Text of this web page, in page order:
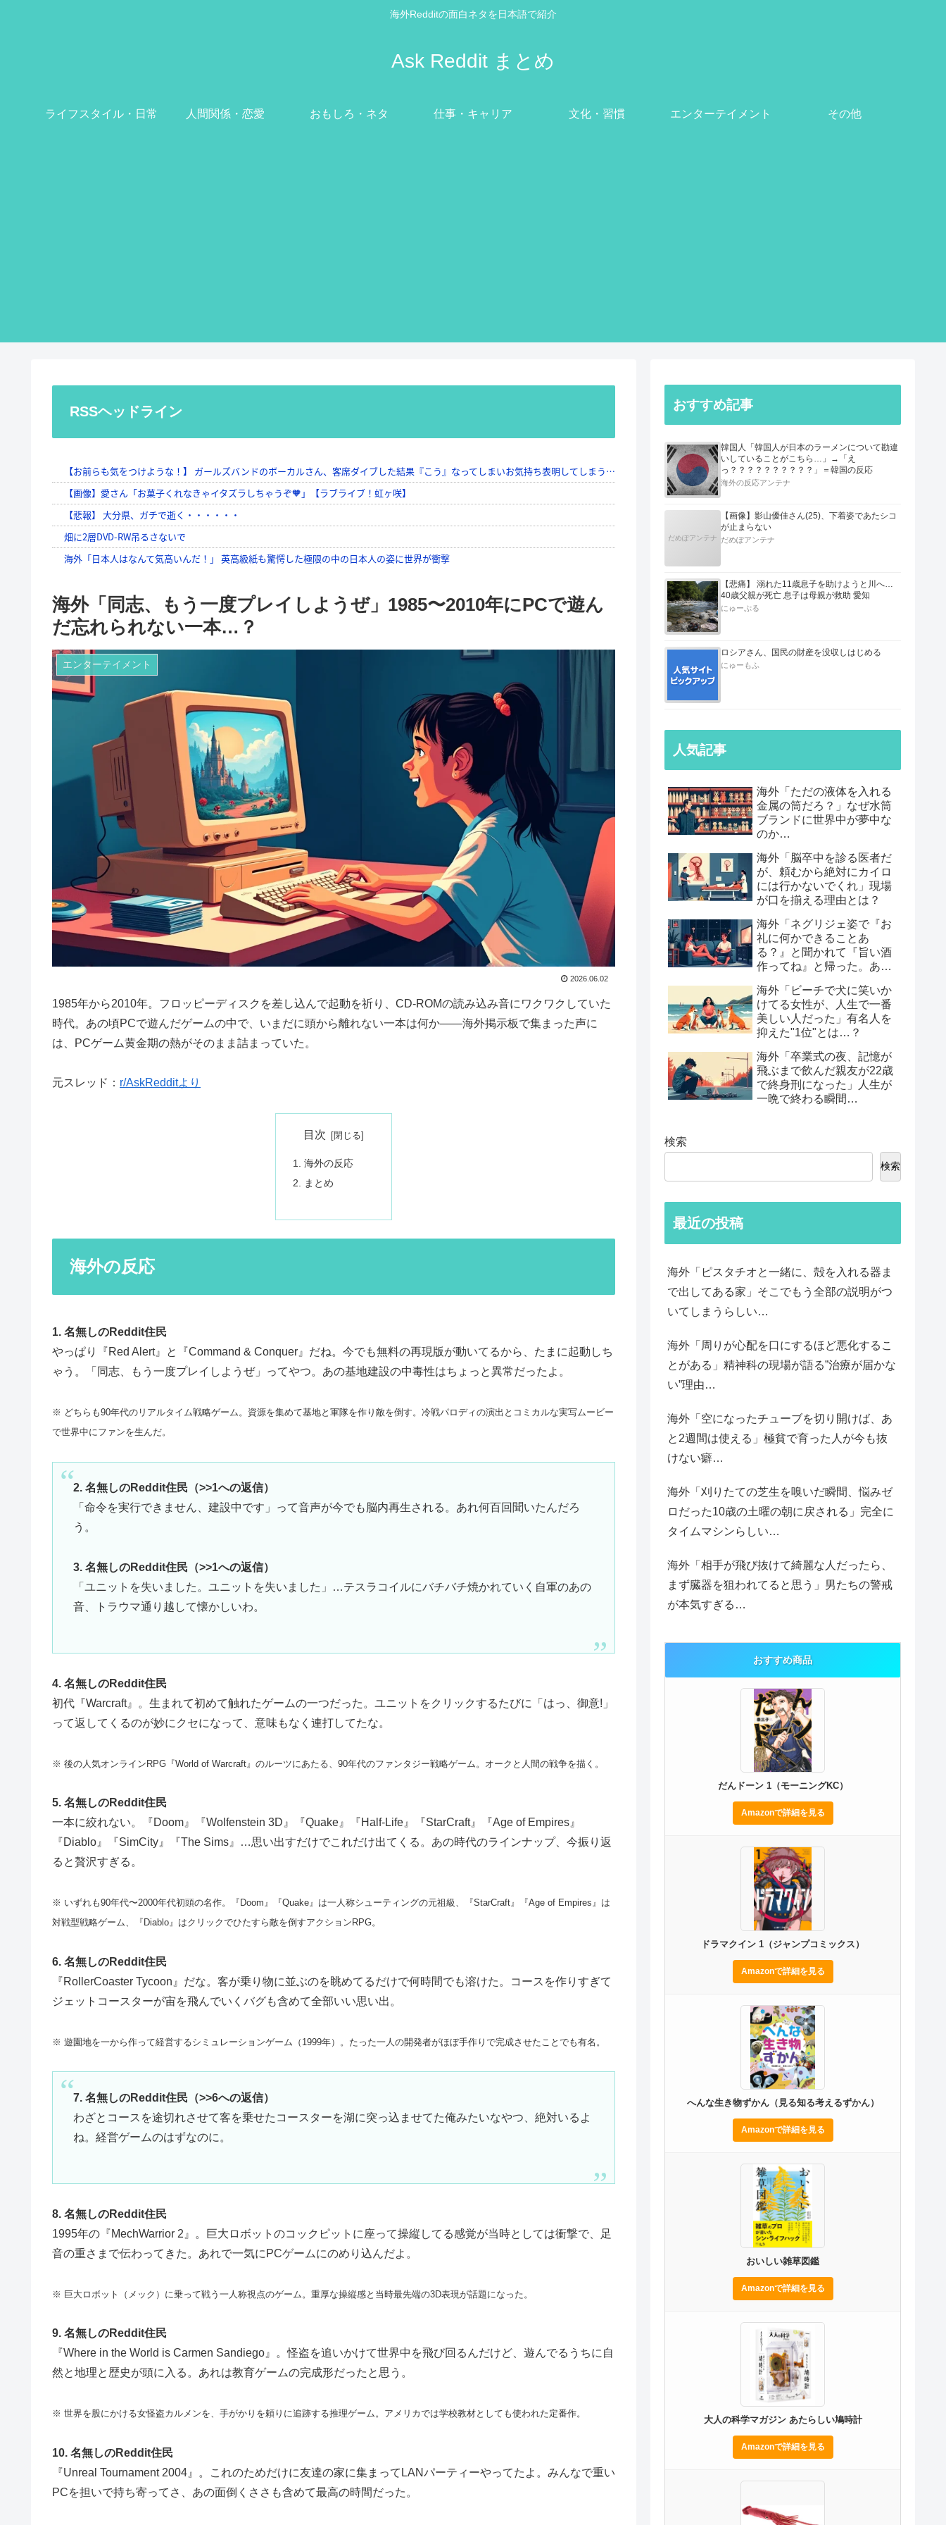
海外Redditの面白ネタを日本語で紹介
Ask Reddit まとめ
ライフスタイル・日常 人間関係・恋愛 おもしろ・ネタ 仕事・キャリア 文化・習慣 エンターテイメント その他
RSSヘッドライン
海外「同志、もう一度プレイしようぜ」1985〜2010年にPCで遊ん
だ忘れられない一本…？
エンターテイメント
2026.06.02
1985年から2010年。フロッピーディスクを差し込んで起動を祈り、CD-ROMの読み込み音にワクワクしていた
時代。あの頃PCで遊んだゲームの中で、いまだに頭から離れない一本は何か——海外掲示板で集まった声に
は、PCゲーム黄金期の熱がそのまま詰まっていた。
元スレッド： r/AskRedditより
目次
海外の反応
まとめ
海外の反応
1. 名無しのReddit住民
やっぱり『Red Alert』と『Command & Conquer』だね。今でも無料の再現版が動いてるから、たまに起動しち
ゃう。「同志、もう一度プレイしようぜ」ってやつ。あの基地建設の中毒性はちょっと異常だったよ。
※ どちらも90年代のリアルタイム戦略ゲーム。資源を集めて基地と軍隊を作り敵を倒す。冷戦パロディの演出とコミカルな実写ムービー
で世界中にファンを生んだ。
2. 名無しのReddit住民（>>1への返信）
「命令を実行できません、建設中です」って音声が今でも脳内再生される。あれ何百回聞いたんだろ
う。
3. 名無しのReddit住民（>>1への返信）
「ユニットを失いました。ユニットを失いました」…テスラコイルにバチバチ焼かれていく自軍のあの
音、トラウマ通り越して懐かしいわ。
4. 名無しのReddit住民
初代『Warcraft』。生まれて初めて触れたゲームの一つだった。ユニットをクリックするたびに「はっ、御意!」
って返してくるのが妙にクセになって、意味もなく連打してたな。
※ 後の人気オンラインRPG『World of Warcraft』のルーツにあたる、90年代のファンタジー戦略ゲーム。オークと人間の戦争を描く。
5. 名無しのReddit住民
一本に絞れない。『Doom』『Wolfenstein 3D』『Quake』『Half-Life』『StarCraft』『Age of Empires』
『Diablo』『SimCity』『The Sims』…思い出すだけでこれだけ出てくる。あの時代のラインナップ、今振り返
ると贅沢すぎる。
※ いずれも90年代〜2000年代初頭の名作。『Doom』『Quake』は一人称シューティングの元祖級、『StarCraft』『Age of Empires』は
対戦型戦略ゲーム、『Diablo』はクリックでひたすら敵を倒すアクションRPG。
6. 名無しのReddit住民
『RollerCoaster Tycoon』だな。客が乗り物に並ぶのを眺めてるだけで何時間でも溶けた。コースを作りすぎて
ジェットコースターが宙を飛んでいくバグも含めて全部いい思い出。
※ 遊園地を一から作って経営するシミュレーションゲーム（1999年）。たった一人の開発者がほぼ手作りで完成させたことでも有名。
7. 名無しのReddit住民（>>6への返信）
わざとコースを途切れさせて客を乗せたコースターを湖に突っ込ませてた俺みたいなやつ、絶対いるよ
ね。経営ゲームのはずなのに。
8. 名無しのReddit住民
1995年の『MechWarrior 2』。巨大ロボットのコックピットに座って操縦してる感覚が当時としては衝撃で、足
音の重さまで伝わってきた。あれで一気にPCゲームにのめり込んだよ。
※ 巨大ロボット（メック）に乗って戦う一人称視点のゲーム。重厚な操縦感と当時最先端の3D表現が話題になった。
9. 名無しのReddit住民
『Where in the World is Carmen Sandiego』。怪盗を追いかけて世界中を飛び回るんだけど、遊んでるうちに自
然と地理と歴史が頭に入る。あれは教育ゲームの完成形だったと思う。
※ 世界を股にかける女怪盗カルメンを、手がかりを頼りに追跡する推理ゲーム。アメリカでは学校教材としても使われた定番作。
10. 名無しのReddit住民
『Unreal Tournament 2004』。これのためだけに友達の家に集まってLANパーティーやってたよ。みんなで重い
PCを担いで持ち寄ってさ、あの面倒くささも含めて最高の時間だった。
おすすめ記事
韓国人「韓国人が日本のラーメンについて勘違
いしていることがこちら…」→「え
っ？？？？？？？？？？」＝韓国の反応
海外の反応アンテナ
だめぽアンテナ
【画像】影山優佳さん(25)、下着姿であたシコ
が止まらない
だめぽアンテナ
【悲痛】 溺れた11歳息子を助けようと川へ…
40歳父親が死亡 息子は母親が救助 愛知
にゅーぷる
ロシアさん、国民の財産を没収しはじめる
にゅーもふ
人気記事
海外「ただの液体を入れる
金属の筒だろ？」なぜ水筒
ブランドに世界中が夢中な
のか…
海外「脳卒中を診る医者だ
が、頼むから絶対にカイロ
には行かないでくれ」現場
が口を揃える理由とは？
海外「ネグリジェ姿で『お
礼に何かできることあ
る？』と聞かれて『旨い酒
作ってね』と帰った。あれ
る男たちの後悔談…
海外「ビーチで犬に笑いか
けてる女性が、人生で一番
美しい人だった」有名人を
抑えた"1位"とは…？
海外「卒業式の夜、記憶が
飛ぶまで飲んだ親友が22歳
で終身刑になった」人生が
一晩で終わる瞬間…
検索
検索
最近の投稿
海外「ピスタチオと一緒に、殻を入れる器ま
で出してある家」そこでもう全部の説明がつ
いてしまうらしい…
海外「周りが心配を口にするほど悪化するこ
とがある」精神科の現場が語る”治療が届かな
い”理由…
海外「空になったチューブを切り開けば、あ
と2週間は使える」極貧で育った人が今も抜
けない癖…
海外「刈りたての芝生を嗅いだ瞬間、悩みゼ
ロだった10歳の土曜の朝に戻される」完全に
タイムマシンらしい…
海外「相手が飛び抜けて綺麗な人だったら、
まず臓器を狙われてると思う」男たちの警戒
が本気すぎる…
おすすめ商品
だんドーン 1（モーニングKC）
Amazonで詳細を見る
ドラマクイン 1（ジャンプコミックス）
Amazonで詳細を見る
へんな生き物ずかん（見る知る考えるずかん）
Amazonで詳細を見る
おいしい雑草図鑑
Amazonで詳細を見る
大人の科学マガジン あたらしい鳩時計
Amazonで詳細を見る